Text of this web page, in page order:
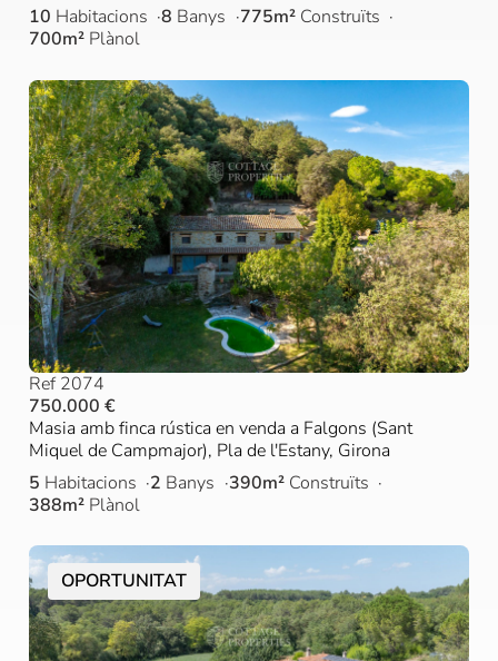
10 Habitacions 8 Banys 775m² Construïts
700m² Plànol
Ref 2074
750.000 €
Masia amb finca rústica en venda a Falgons (Sant
Miquel de Campmajor), Pla de l'Estany, Girona
5 Habitacions 2 Banys 390m² Construïts
388m² Plànol
OPORTUNITAT